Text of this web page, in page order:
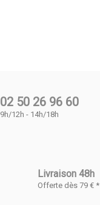
02 50 26 96 60
9h/12h - 14h/18h
Livraison 48h
Offerte dès 79 € *